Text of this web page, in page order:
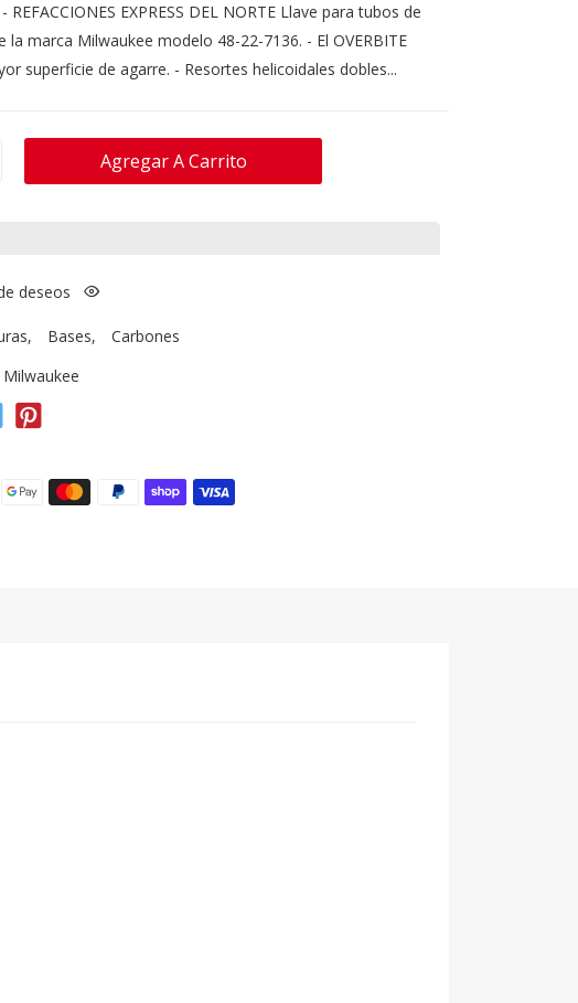
REFACCIONES EXPRESS DEL NORTE Llave para tubos de
la marca Milwaukee modelo 48-22-7136. - El OVERBITE
superficie de agarre. - Resortes helicoidales dobles...
Agregar A Carrito
deseos
, Bases,
Carbones
Milwaukee